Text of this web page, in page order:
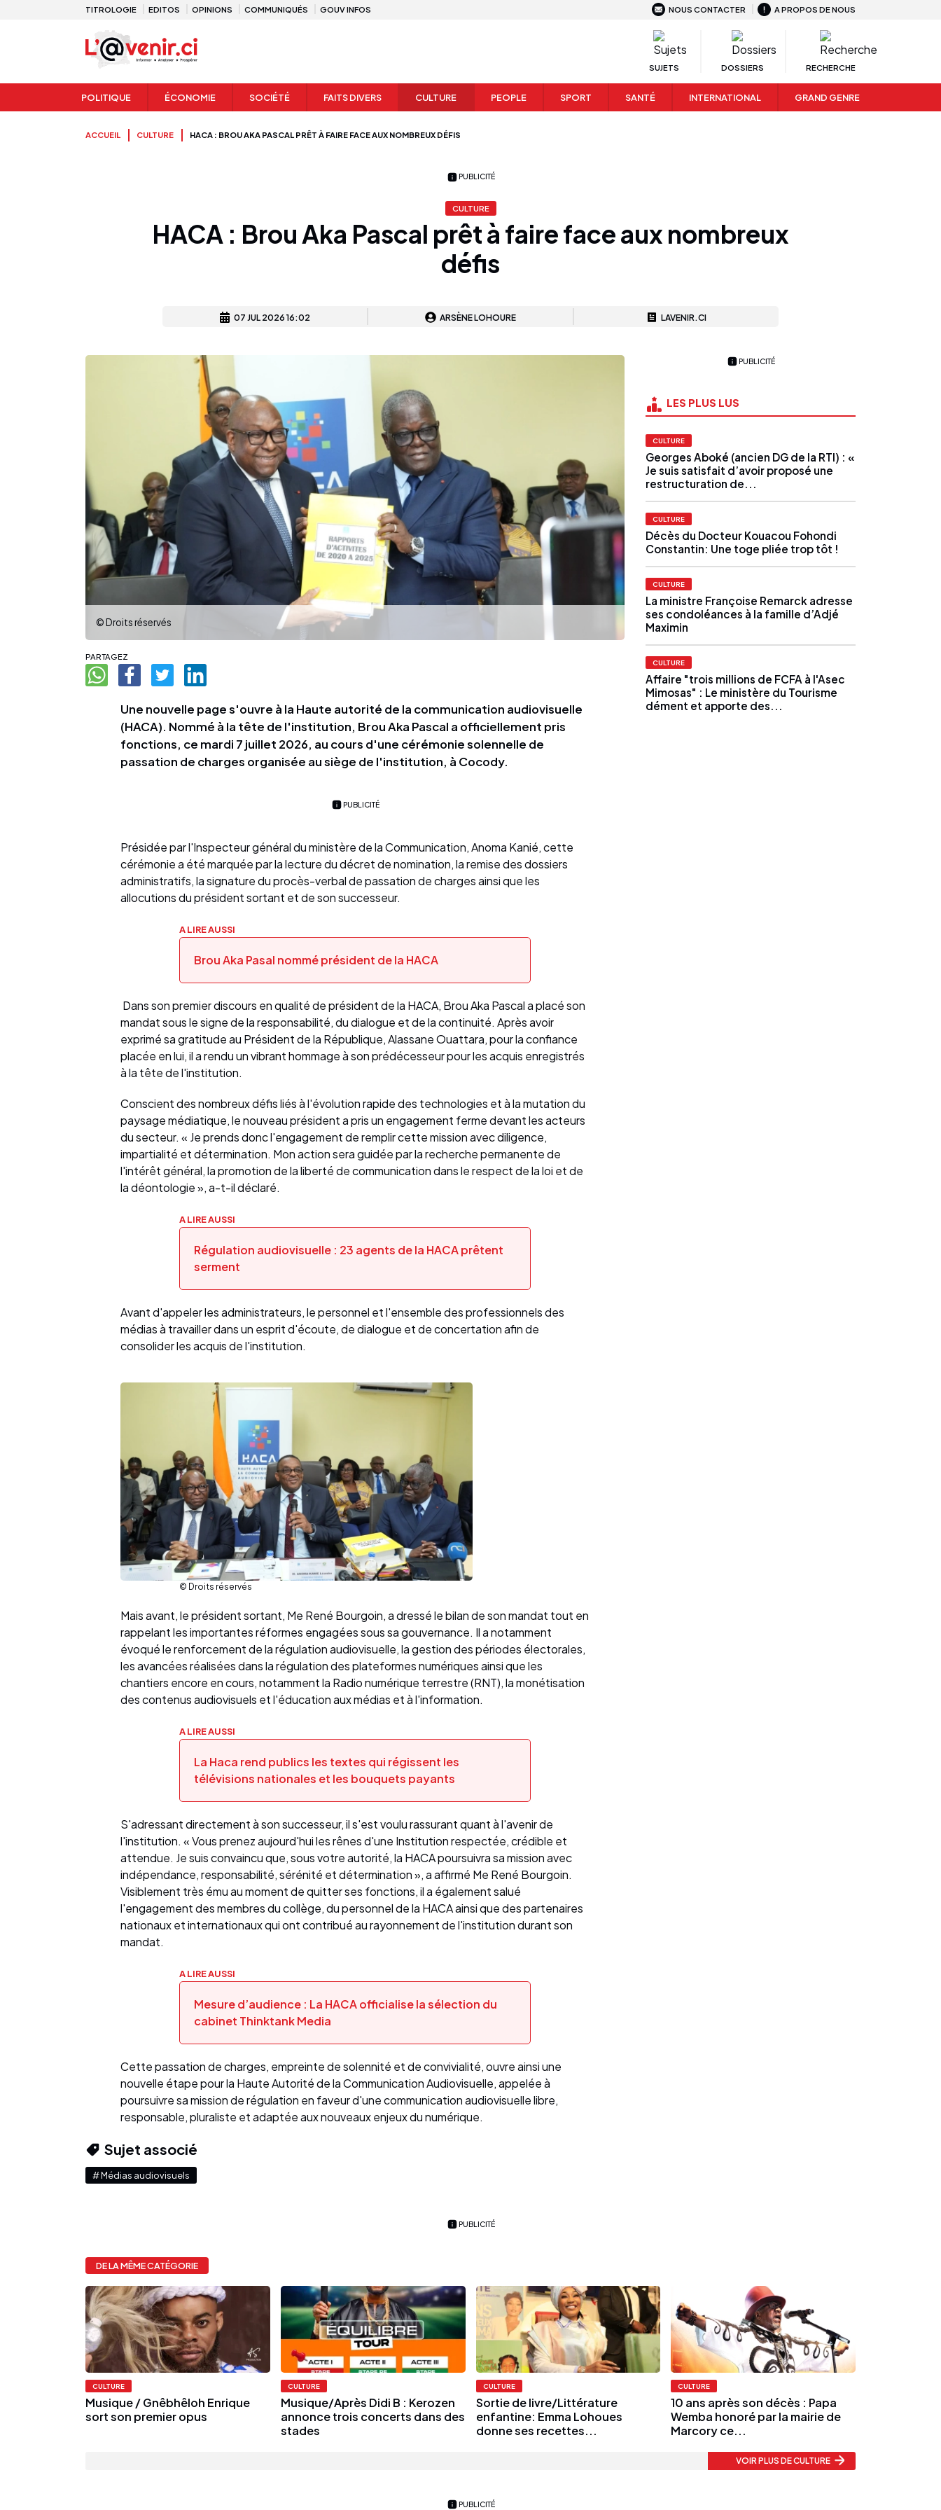
TITROLOGIE EDITOS OPINIONS COMMUNIQUÉS GOUV INFOS NOUS CONTACTER A PROPOS DE NOUS
SUJETS DOSSIERS RECHERCHE
POLITIQUE ÉCONOMIE SOCIÉTÉ FAITS DIVERS CULTURE PEOPLE SPORT SANTÉ INTERNATIONAL GRAND GENRE
ACCUEIL CULTURE HACA : BROU AKA PASCAL PRÊT À FAIRE FACE AUX NOMBREUX DÉFIS
PUBLICITÉ
CULTURE
HACA : Brou Aka Pascal prêt à faire face aux nombreux
défis
07 JUL 2026 16:02 ARSÈNE LOHOURE LAVENIR.CI
© Droits réservés
PARTAGEZ
Une nouvelle page s'ouvre à la Haute autorité de la communication audiovisuelle
(HACA). Nommé à la tête de l'institution, Brou Aka Pascal a officiellement pris
fonctions, ce mardi 7 juillet 2026, au cours d'une cérémonie solennelle de
passation de charges organisée au siège de l'institution, à Cocody.
PUBLICITÉ
Présidée par l'Inspecteur général du ministère de la Communication, Anoma Kanié, cette
cérémonie a été marquée par la lecture du décret de nomination, la remise des dossiers
administratifs, la signature du procès-verbal de passation de charges ainsi que les
allocutions du président sortant et de son successeur.
A LIRE AUSSI
Brou Aka Pasal nommé président de la HACA
Dans son premier discours en qualité de président de la HACA, Brou Aka Pascal a placé son
mandat sous le signe de la responsabilité, du dialogue et de la continuité. Après avoir
exprimé sa gratitude au Président de la République, Alassane Ouattara, pour la confiance
placée en lui, il a rendu un vibrant hommage à son prédécesseur pour les acquis enregistrés
à la tête de l'institution.
Conscient des nombreux défis liés à l'évolution rapide des technologies et à la mutation du
paysage médiatique, le nouveau président a pris un engagement ferme devant les acteurs
du secteur. « Je prends donc l'engagement de remplir cette mission avec diligence,
impartialité et détermination. Mon action sera guidée par la recherche permanente de
l'intérêt général, la promotion de la liberté de communication dans le respect de la loi et de
la déontologie », a-t-il déclaré.
A LIRE AUSSI
Régulation audiovisuelle : 23 agents de la HACA prêtent
serment
Avant d'appeler les administrateurs, le personnel et l'ensemble des professionnels des
médias à travailler dans un esprit d'écoute, de dialogue et de concertation afin de
consolider les acquis de l'institution.
© Droits réservés
Mais avant, le président sortant, Me René Bourgoin, a dressé le bilan de son mandat tout en
rappelant les importantes réformes engagées sous sa gouvernance. Il a notamment
évoqué le renforcement de la régulation audiovisuelle, la gestion des périodes électorales,
les avancées réalisées dans la régulation des plateformes numériques ainsi que les
chantiers encore en cours, notamment la Radio numérique terrestre (RNT), la monétisation
des contenus audiovisuels et l'éducation aux médias et à l'information.
A LIRE AUSSI
La Haca rend publics les textes qui régissent les
télévisions nationales et les bouquets payants
S'adressant directement à son successeur, il s'est voulu rassurant quant à l'avenir de
l'institution. « Vous prenez aujourd'hui les rênes d'une Institution respectée, crédible et
attendue. Je suis convaincu que, sous votre autorité, la HACA poursuivra sa mission avec
indépendance, responsabilité, sérénité et détermination », a affirmé Me René Bourgoin.
Visiblement très ému au moment de quitter ses fonctions, il a également salué
l'engagement des membres du collège, du personnel de la HACA ainsi que des partenaires
nationaux et internationaux qui ont contribué au rayonnement de l'institution durant son
mandat.
A LIRE AUSSI
Mesure d’audience : La HACA officialise la sélection du
cabinet Thinktank Media
Cette passation de charges, empreinte de solennité et de convivialité, ouvre ainsi une
nouvelle étape pour la Haute Autorité de la Communication Audiovisuelle, appelée à
poursuivre sa mission de régulation en faveur d'une communication audiovisuelle libre,
responsable, pluraliste et adaptée aux nouveaux enjeux du numérique.
Sujet associé
# Médias audiovisuels
PUBLICITÉ
LES PLUS LUS
CULTURE
Georges Aboké (ancien DG de la RTI) : «
Je suis satisfait d’avoir proposé une
restructuration de...
CULTURE
Décès du Docteur Kouacou Fohondi
Constantin: Une toge pliée trop tôt !
CULTURE
La ministre Françoise Remarck adresse
ses condoléances à la famille d’Adjé
Maximin
CULTURE
Affaire "trois millions de FCFA à l'Asec
Mimosas" : Le ministère du Tourisme
dément et apporte des...
PUBLICITÉ
DE LA MÊME CATÉGORIE
CULTURE
Musique / Gnêbhêloh Enrique
sort son premier opus
CULTURE
Musique/Après Didi B : Kerozen
annonce trois concerts dans des
stades
CULTURE
Sortie de livre/Littérature
enfantine: Emma Lohoues
donne ses recettes...
CULTURE
10 ans après son décès : Papa
Wemba honoré par la mairie de
Marcory ce...
VOIR PLUS DE CULTURE
PUBLICITÉ